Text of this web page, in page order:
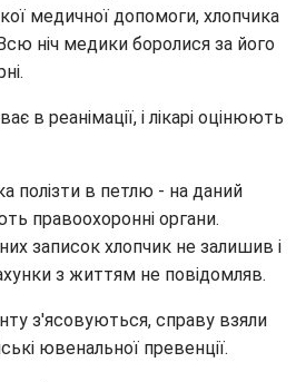
медичної допомоги, хлопчика
ніч медики боролися за його
в реанімації, і лікарі оцінюють
полізти в петлю - на даний
правоохоронні органи.
записок хлопчик не залишив і
з життям не повідомляв.
з'ясовуються, справу взяли
ювенальної превенції.